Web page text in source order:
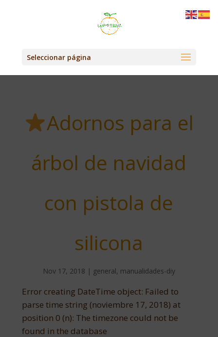
Seleccionar página
Adornos para el
árbol de navidad
con pistola de
silicona
Nov 17, 2018 | general, manualidades-diy
Error creating DateTime object: Failed to
parse time string (noviembre 17, 2018) at
position 0 (n): The timezone could not be
found in the database